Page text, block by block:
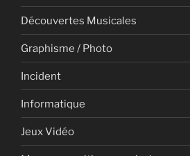
Découvertes Musicales
Graphisme / Photo
Incident
Informatique
Jeux Vidéo